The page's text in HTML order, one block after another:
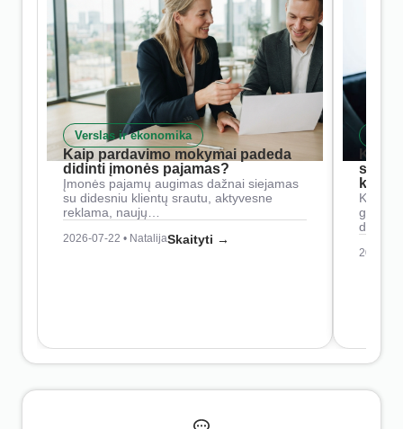
Verslas ir ekonomika
Kaip pardavimo mokymai padeda
didinti įmonės pajamas?
Įmonės pajamų augimas dažnai siejamas
su didesniu klientų srautu, aktyvesne
reklama, naujų…
2026-07-22 • NatalijaSkaityti →
Kaip
2026-